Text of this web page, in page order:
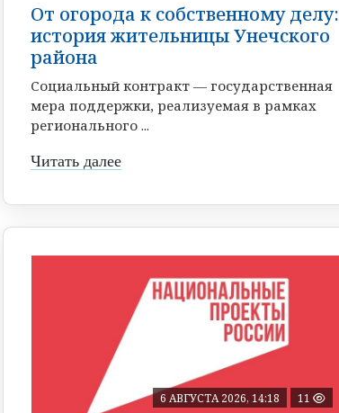
От огорода к собственному делу:
история жительницы Унечского
района
Социальный контракт — государственная
мера поддержки, реализуемая в рамках
регионального ...
Читать далее
6 АВГУСТА 2026, 14:18 11